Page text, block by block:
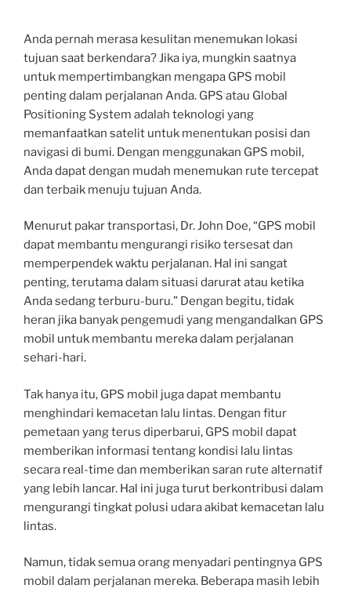
Anda pernah merasa kesulitan menemukan lokasi
tujuan saat berkendara? Jika iya, mungkin saatnya
untuk mempertimbangkan mengapa GPS mobil
penting dalam perjalanan Anda. GPS atau Global
Positioning System adalah teknologi yang
memanfaatkan satelit untuk menentukan posisi dan
navigasi di bumi. Dengan menggunakan GPS mobil,
Anda dapat dengan mudah menemukan rute tercepat
dan terbaik menuju tujuan Anda.
Menurut pakar transportasi, Dr. John Doe, “GPS mobil
dapat membantu mengurangi risiko tersesat dan
memperpendek waktu perjalanan. Hal ini sangat
penting, terutama dalam situasi darurat atau ketika
Anda sedang terburu-buru.” Dengan begitu, tidak
heran jika banyak pengemudi yang mengandalkan GPS
mobil untuk membantu mereka dalam perjalanan
sehari-hari.
Tak hanya itu, GPS mobil juga dapat membantu
menghindari kemacetan lalu lintas. Dengan fitur
pemetaan yang terus diperbarui, GPS mobil dapat
memberikan informasi tentang kondisi lalu lintas
secara real-time dan memberikan saran rute alternatif
yang lebih lancar. Hal ini juga turut berkontribusi dalam
mengurangi tingkat polusi udara akibat kemacetan lalu
lintas.
Namun, tidak semua orang menyadari pentingnya GPS
mobil dalam perjalanan mereka. Beberapa masih lebih